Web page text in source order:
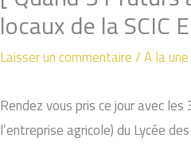
locaux de la SCIC
Laisser un commentaire /A la une
Rendez vous pris ce jour avec
l’entreprise agricole) du Lycée